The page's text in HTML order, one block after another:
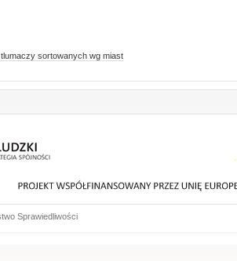
sortowanych wg miast
Sprawiedliwości